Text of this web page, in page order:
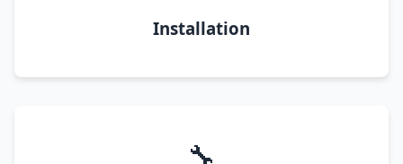
Installation
🔧